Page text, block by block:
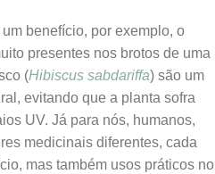
benefício, por exemplo, o
presentes nos brotos de uma
(Hibiscus sabdariffa) são um
evitando que a planta sofra
UV. Já para nós, humanos,
medicinais diferentes, cada
mas também usos práticos no